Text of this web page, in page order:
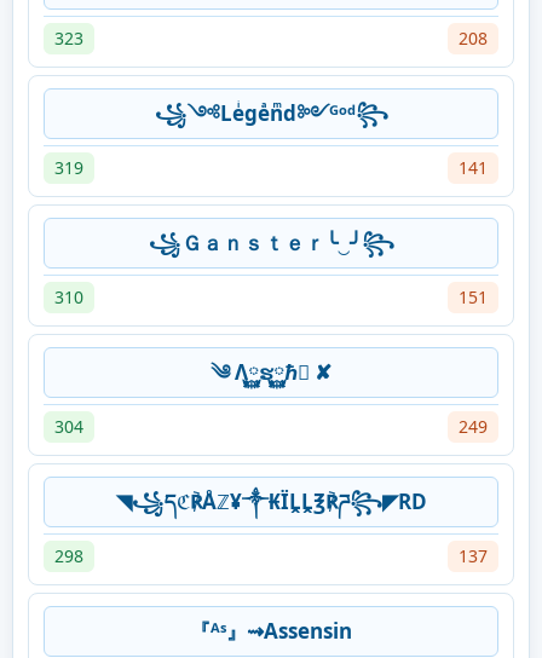
323 208
꧁༺Leͥgeͣnͫd༻ᴳᵒᵈ꧂
319 141
꧁Ｇａｎｓｔｅｒ╰‿╯꧂
310 151
༄ Λ࿆ຮ࿆ℏ࿆ ✘
304 249
◥꧁དℭ℟Åℤ¥༒₭ÏḼḼ℥℟ཌ꧂◤RD
298 137
『ᴬˢ』⇝Assensin